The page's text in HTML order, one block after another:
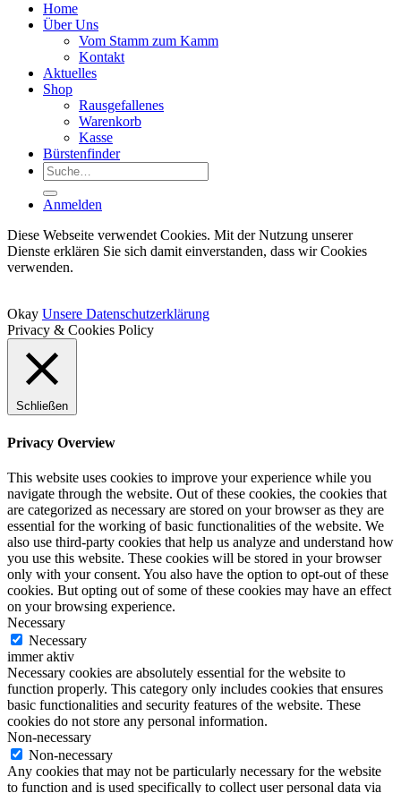
Home
Über Uns
Vom Stamm zum Kamm
Kontakt
Aktuelles
Shop
Rausgefallenes
Warenkorb
Kasse
Bürstenfinder
Suche
nach:
Anmelden
Diese Webseite verwendet Cookies. Mit der Nutzung unserer
Dienste erklären Sie sich damit einverstanden, dass wir Cookies
verwenden.
Okay Unsere Datenschutzerklärung
Privacy & Cookies Policy
Schließen
Privacy Overview
This website uses cookies to improve your experience while you
navigate through the website. Out of these cookies, the cookies that
are categorized as necessary are stored on your browser as they are
essential for the working of basic functionalities of the website. We
also use third-party cookies that help us analyze and understand how
you use this website. These cookies will be stored in your browser
only with your consent. You also have the option to opt-out of these
cookies. But opting out of some of these cookies may have an effect
on your browsing experience.
Necessary
Necessary
immer aktiv
Necessary cookies are absolutely essential for the website to
function properly. This category only includes cookies that ensures
basic functionalities and security features of the website. These
cookies do not store any personal information.
Non-necessary
Non-necessary
Any cookies that may not be particularly necessary for the website
to function and is used specifically to collect user personal data via